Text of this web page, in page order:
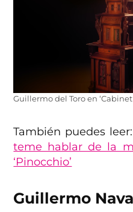
Guillermo del Toro en
También puedes leer:
teme hablar de la
‘Pinocchio’
Guillermo